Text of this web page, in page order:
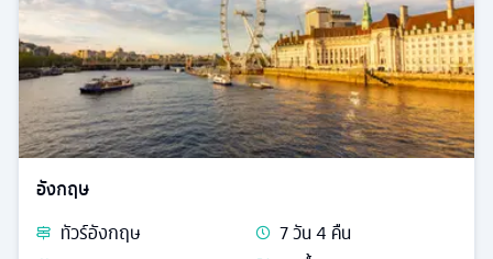
อังกฤษ
ทัวร์อังกฤษ 7วัน4 คืน